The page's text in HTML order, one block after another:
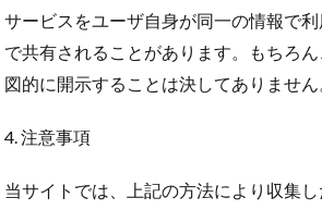
サービスをユーザ自身が同一の情報で
で共有されることがあります。もちろ
図的に開示することは決してありません
4. 注意事項
当サイトでは、上記の方法により収集